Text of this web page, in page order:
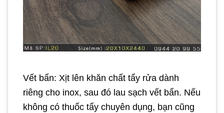
Vết bẩn: Xịt lên khăn chất tẩy rửa dành
riêng cho inox, sau đó lau sạch vết bẩn. Nếu
không có thuốc tẩy chuyên dụng, bạn cũng